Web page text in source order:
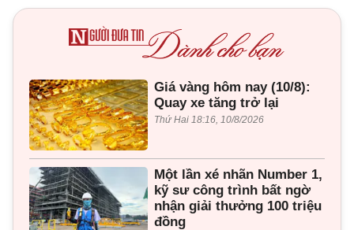
Giá vàng hôm nay (10/8):
Quay xe tăng trở lại
Thứ Hai 18:16, 10/8/2026
Một lần xé nhãn Number 1,
kỹ sư công trình bất ngờ
nhận giải thưởng 100 triệu
đồng